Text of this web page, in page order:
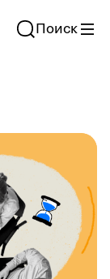
Поиск